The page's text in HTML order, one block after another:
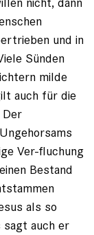
und in
Sünden
milde
auch für die
Der
Ver-fluchung
Bestand
als so
auch er